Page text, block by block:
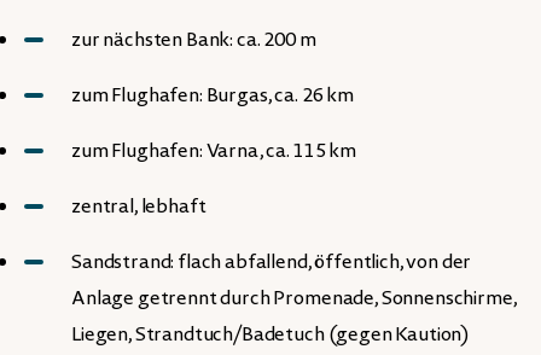
zur nächsten Bank: ca. 200 m
zum Flughafen: Burgas, ca. 26 km
zum Flughafen: Varna, ca. 115 km
zentral, lebhaft
Sandstrand: flach abfallend, öffentlich, von der
Anlage getrennt durch Promenade, Sonnenschirme,
Liegen, Strandtuch/Badetuch (gegen Kaution)